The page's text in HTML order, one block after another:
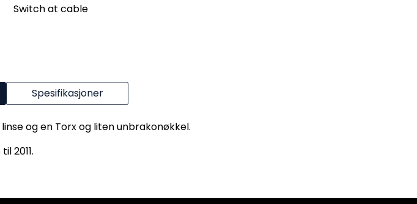
Switch at cable
Spesifikasjoner
og en Torx og liten unbrakonøkkel.
2011.